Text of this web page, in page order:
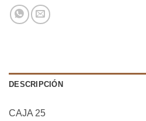
DESCRIPCIÓN
CAJA 25